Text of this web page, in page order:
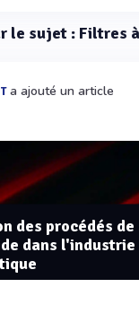
le sujet : Filtres
a ajouté un article
des procédés
dans l'industrie